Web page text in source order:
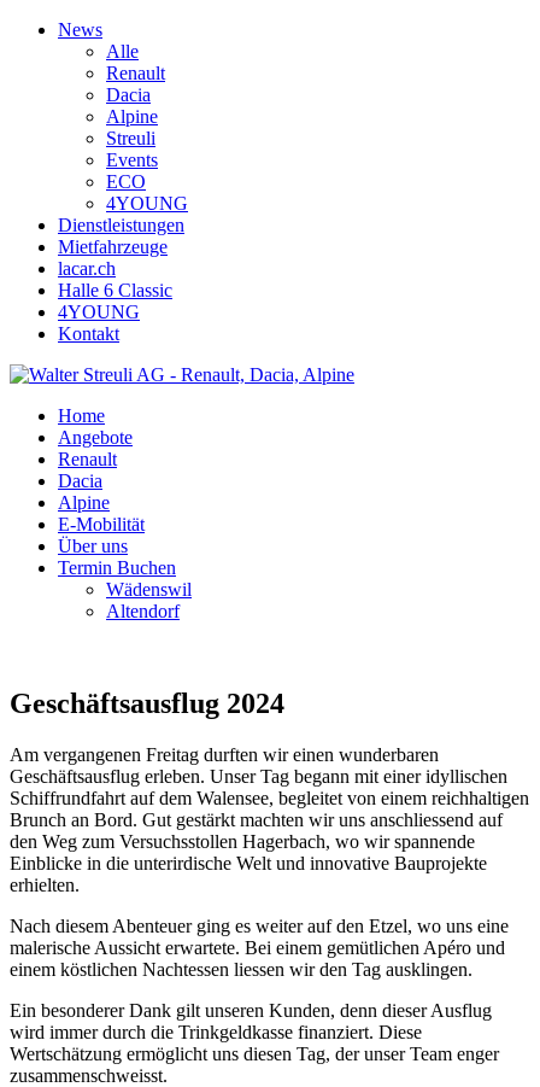
News
Alle
Renault
Dacia
Alpine
Streuli
Events
ECO
4YOUNG
Dienstleistungen
Mietfahrzeuge
lacar.ch
Halle 6 Classic
4YOUNG
Kontakt
Home
Angebote
Renault
Dacia
Alpine
E-Mobilität
Über uns
Termin Buchen
Wädenswil
Altendorf
Geschäftsausflug 2024
Am vergangenen Freitag durften wir einen wunderbaren
Geschäftsausflug erleben. Unser Tag begann mit einer idyllischen
Schiffrundfahrt auf dem Walensee, begleitet von einem reichhaltigen
Brunch an Bord. Gut gestärkt machten wir uns anschliessend auf
den Weg zum Versuchsstollen Hagerbach, wo wir spannende
Einblicke in die unterirdische Welt und innovative Bauprojekte
erhielten.
Nach diesem Abenteuer ging es weiter auf den Etzel, wo uns eine
malerische Aussicht erwartete. Bei einem gemütlichen Apéro und
einem köstlichen Nachtessen liessen wir den Tag ausklingen.
Ein besonderer Dank gilt unseren Kunden, denn dieser Ausflug
wird immer durch die Trinkgeldkasse finanziert. Diese
Wertschätzung ermöglicht uns diesen Tag, der unser Team enger
zusammenschweisst.